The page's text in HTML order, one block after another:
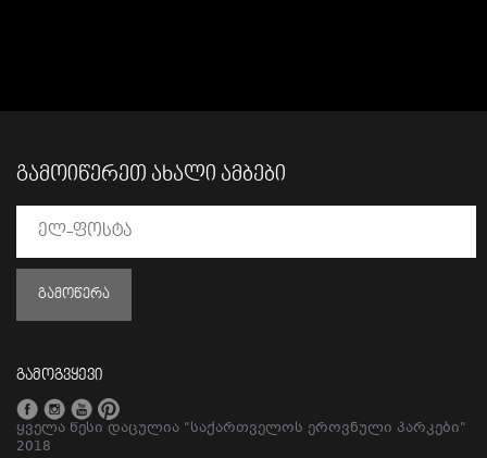
ᲒᲐᲛᲝᲘᲬᲔᲠᲔᲗ ᲐᲮᲐᲚᲘ ᲐᲛᲑᲔᲑᲘ
ᲒᲐᲛᲝᲬᲔᲠᲐ
გამოგვყევი
ყველა წესი დაცულია "საქართველოს ეროვნული პარკები"
2018